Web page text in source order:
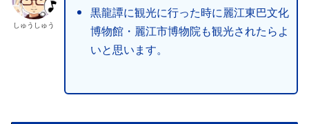
しゅうしゅう
黒龍譚に観光に行った時に麗江東巴文化
博物館・麗江市博物院も観光されたらよ
いと思います。